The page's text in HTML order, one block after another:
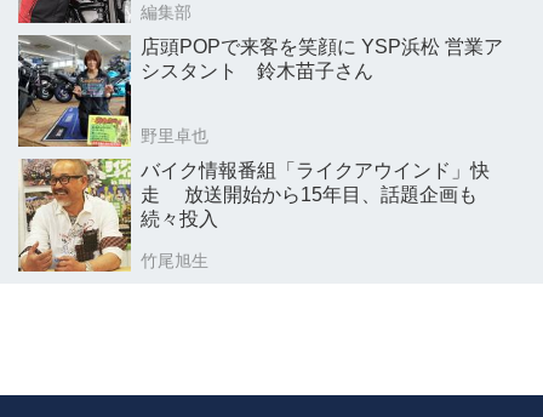
編集部
店頭POPで来客を笑顔に YSP浜松 営業ア
シスタント 鈴木苗子さん
野里卓也
バイク情報番組「ライクアウインド」快
走 放送開始から15年目、話題企画も
続々投入
竹尾旭生